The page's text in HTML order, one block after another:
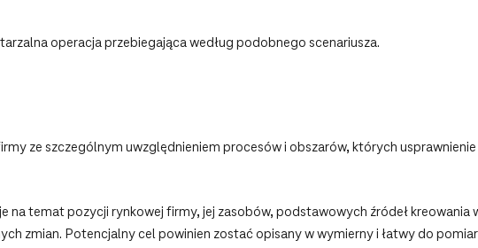
operacja przebiegająca według podobnego scenariusza.
ze szczególnym uwzględnieniem procesów i obszarów, których
na temat pozycji rynkowej firmy, jej zasobów, podstawowych źródeł kreowania
zmian. Potencjalny cel powinien zostać opisany w wymierny i łatwy do